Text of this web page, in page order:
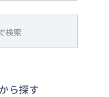
e
ら探す